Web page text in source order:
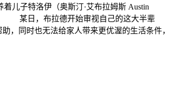
儿子特洛伊（奥斯汀·艾布拉姆斯 Austin
。 某日，布拉德开始审视自己的这大半辈
，同时也无法给家人带来更优渥的生活条件，